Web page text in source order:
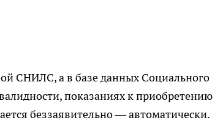
СНИЛС, а в базе данных Социального
показаниях к приобретению
беззаявительно — автоматически.